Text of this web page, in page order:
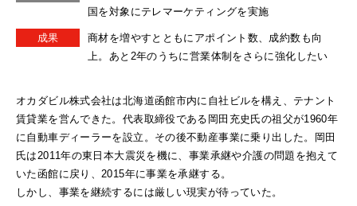
国を対象にテレマーケティングを実施
成果
商材を増やすとともにアポイント数、成約数も向
上。あと2年のうちに営業体制をさらに強化したい
オカダビル株式会社は北海道函館市内に自社ビルを構え、テナント
賃貸業を営んできた。代表取締役である岡田充史氏の祖父が1960年
に自動車ディーラーを設立。その後不動産事業に乗り出した。岡田
氏は2011年の東日本大震災を機に、事業承継や介護の問題を抱えて
いた函館に戻り、2015年に事業を承継する。
しかし、事業を継続するには厳しい現実が待っていた。